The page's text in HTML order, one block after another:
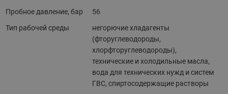
Пробное давление, бар
56
Тип рабочей среды
негорючие хладагенты
(фторуглеводороды,
хлорфторуглеводороды),
технические и холодильные масла,
вода для технических нужд и систем
ГВС, спиртосодержащие растворы